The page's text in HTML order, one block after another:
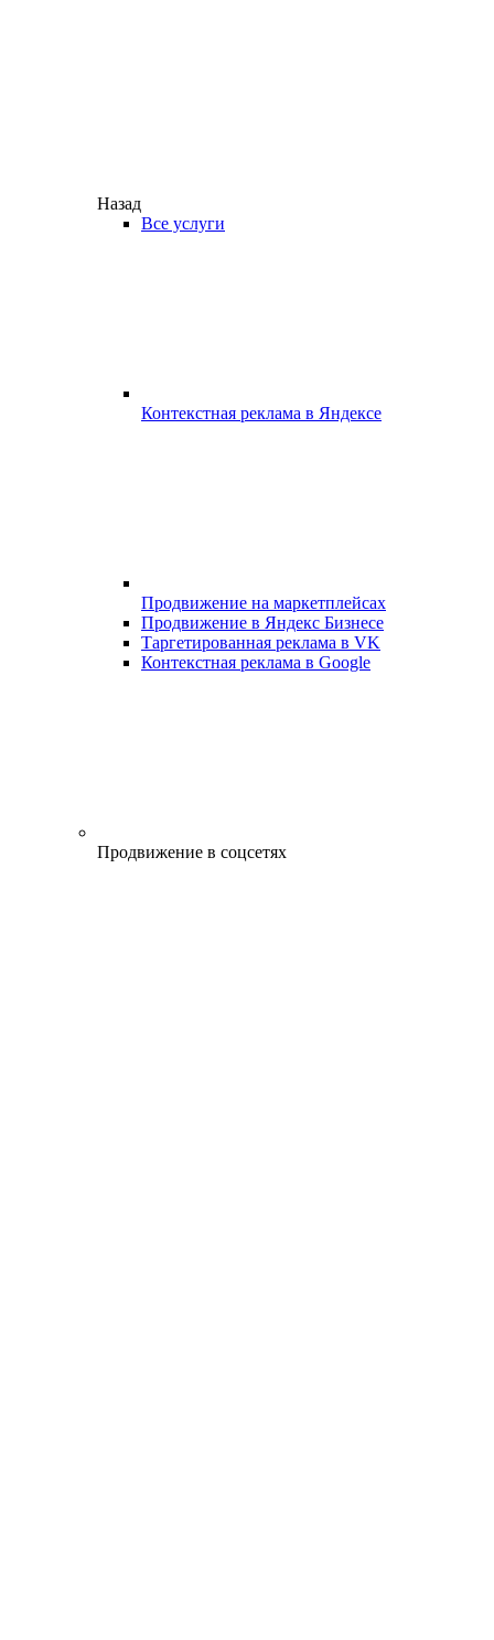
Назад
Все услуги
Контекстная реклама в Яндексе
Продвижение на маркетплейсах
Продвижение в Яндекс Бизнесе
Таргетированная реклама в VK
Контекстная реклама в Google
Продвижение в соцсетях